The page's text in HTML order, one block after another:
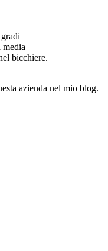
media
bicchiere.
azienda nel mio blog.